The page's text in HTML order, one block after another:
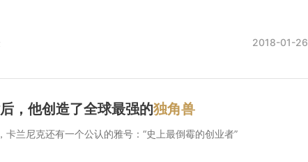
2018-01-26
，他创造了全球最强的独角兽
卡兰尼克还有一个公认的雅号：“史上最倒霉的创业者”